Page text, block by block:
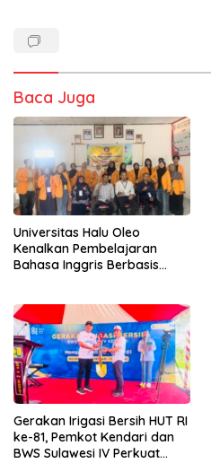
Baca Juga
Universitas Halu Oleo
Kenalkan Pembelajaran
Bahasa Inggris Berbasis
Gerakan Irigasi Bersih HUT RI
ke-81, Pemkot Kendari dan
BWS Sulawesi IV Perkuat